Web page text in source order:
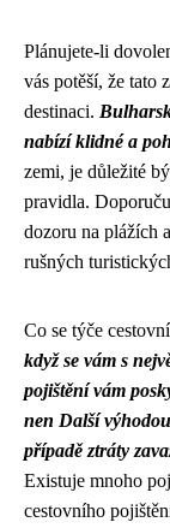
Plánujete-li
vás potěší, že tato
destinaci.
nabízí klidné a
zemi, je důležité
pravidla.
dozoru na plážích
rušných
Co se týče
když se vám s
pojištění vám
nen Další
případě ztráty
Existuje mnoho
cestovního